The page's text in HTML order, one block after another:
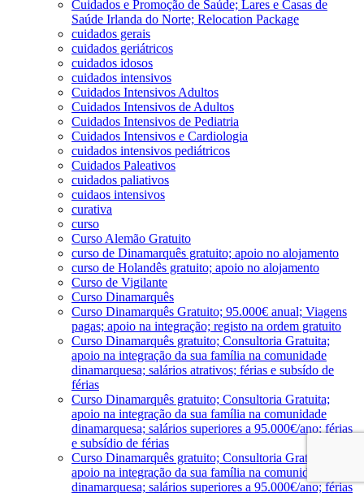
Cuidados e Promoção de Saúde; Lares e Casas de
Saúde Irlanda do Norte; Relocation Package
cuidados gerais
cuidados geriátricos
cuidados idosos
cuidados intensivos
Cuidados Intensivos Adultos
Cuidados Intensivos de Adultos
Cuidados Intensivos de Pediatria
Cuidados Intensivos e Cardiologia
cuidados intensivos pediátricos
Cuidados Paleativos
cuidados paliativos
cuidaos intensivos
curativa
curso
Curso Alemão Gratuito
curso de Dinamarquês gratuito; apoio no alojamento
curso de Holandês gratuito; apoio no alojamento
Curso de Vigilante
Curso Dinamarquês
Curso Dinamarquês Gratuito; 95.000€ anual; Viagens
pagas; apoio na integração; registo na ordem gratuito
Curso Dinamarquês gratuito; Consultoria Gratuita;
apoio na integração da sua família na comunidade
dinamarquesa; salários atrativos; férias e subsído de
férias
Curso Dinamarquês gratuito; Consultoria Gratuita;
apoio na integração da sua família na comunidade
dinamarquesa; salários superiores a 95.000€/ano; férias
e subsídio de férias
Curso Dinamarquês gratuito; Consultoria Gratuita;
apoio na integração da sua família na comunidade
dinamarquesa; salários superiores a 95.000€/ano; férias